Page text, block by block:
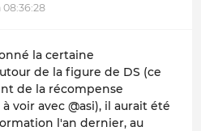
08:36:28
la certaine
de la figure de DS (ce
de la récompense
voir avec @asi), il aurait été
l'an dernier, au